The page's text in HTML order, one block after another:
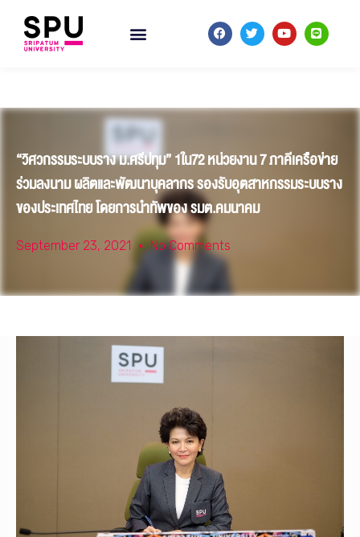
“วิศวกรรมระบบราง ม.ศรีปทุม” 1ใน72 หน่วยงาน 7 ภาคีเครือข่าย
ร่วมลงนาม ผลิตและพัฒนาบุคลากร รองรับอุตสาหกรรมระบบราง
ของประเทศไทย โดยการนำทัพของ รมต.คมนาคม
September 23, 2021 No Comments